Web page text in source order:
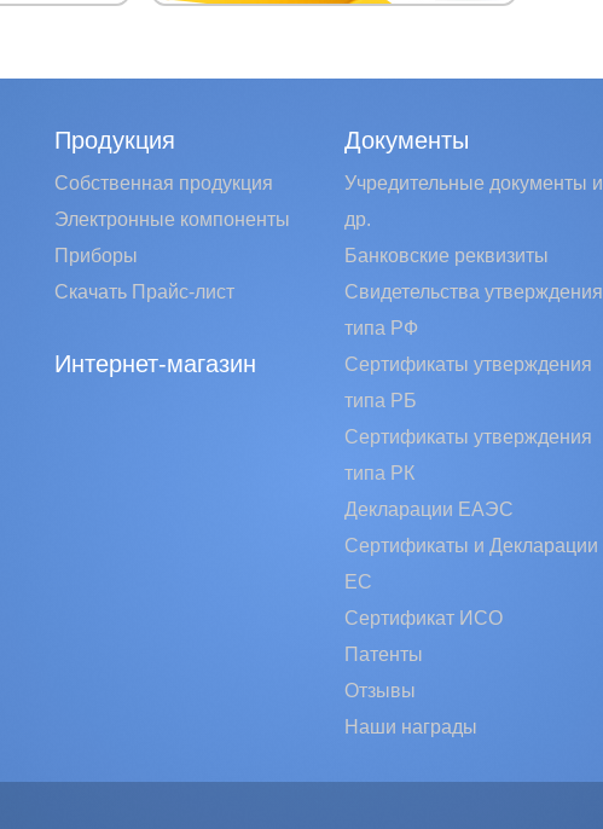
Продукция
Собственная продукция
Электронные компоненты
Приборы
Скачать Прайс-лист
Интернет-магазин
Документы
Учредительные документы и
др.
Банковские реквизиты
Свидетельства утверждения
типа РФ
Сертификаты утверждения
типа РБ
Сертификаты утверждения
типа РК
Декларации ЕАЭС
Сертификаты и Декларации
EC
Сертификат ИСО
Патенты
Отзывы
Наши награды